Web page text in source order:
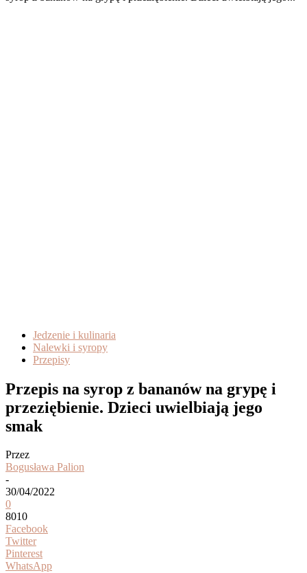
Jedzenie i kulinaria
Nalewki i syropy
Przepisy
Przepis na syrop z bananów na grypę i
przeziębienie. Dzieci uwielbiają jego
smak
Przez
Bogusława Palion
-
30/04/2022
0
8010
Facebook
Twitter
Pinterest
WhatsApp